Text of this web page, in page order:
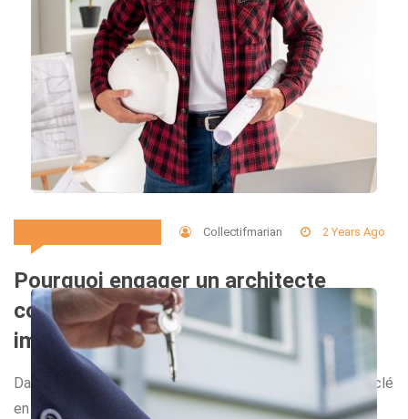
Collectifmarian 2 Years Ago
Pourquoi engager un architecte
constructeur pour un projet
immobilier ?
Dans le domaine de l’immobilier, la réalisation d’un projet clé
en main est souvent synonyme de tranquillité d’esprit et